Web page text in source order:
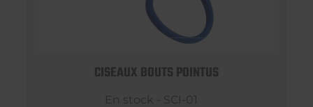
CISEAUX BOUTS POINTUS
En stock - SCI-01